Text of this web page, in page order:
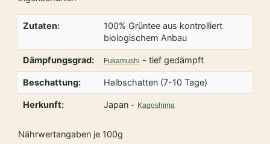
Zutaten:
100% Grüntee aus kontrolliert
biologischem Anbau
Dämpfungsgrad: Fukamushi - tief gedämpft
Beschattung: Halbschatten (7-10 Tage)
Herkunft: Japan - Kagoshima
Nährwertangaben je 100g